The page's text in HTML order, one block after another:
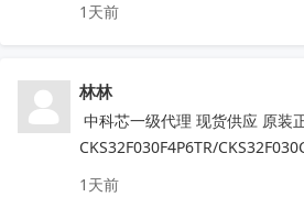
HFDA801A-VYT  TDA7388
MX25L6433FM2I-08G
K4B4G1646E-BYK0  TEF6686
IRFB4227  CS75823
PT16556-LQ  LV5683P-E
1天前
林林
CKS32F030F4P6TR/
1天前